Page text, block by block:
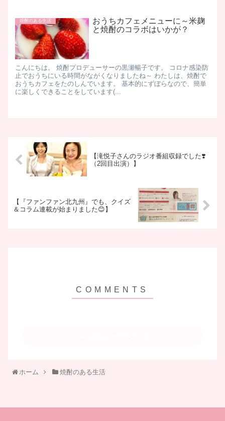
焼酎のある生活
おうちカフェメニューに～米麹
と焼酎のコラボはいかが？
こんにちは。 焼酎プロデューサーの黒瀬暢子です。 コロナ感染防
止でおうちにいる時間がながくなりましたね～ わたしは、焼酎で
おうちカフェをたのしんでいます。 基本的にずぼらなので、簡単
に楽しくできることをしています(...
【滝悦子さんのラジオ番組収録でした❣️
（2回目出演）】
【『ファンファン北九州』でも、クイズ
＆コラム連載が始まりました😊】
ホーム 焼酎のある生活